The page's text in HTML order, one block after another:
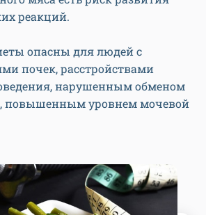
реакций.
опасны для людей с
почек, расстройствами
нарушенным обменом
повышенным уровнем мочевой